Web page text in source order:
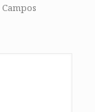
Campos